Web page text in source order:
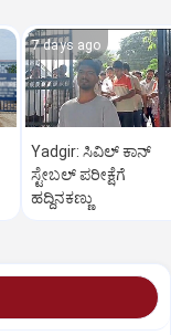
7 days ago
Yadgir: ಸಿವಿಲ್ ಕಾನ್
ಸ್ಟೇಬಲ್ ಪರೀಕ್ಷೆಗೆ
ಹದ್ದಿನಕಣ್ಣು